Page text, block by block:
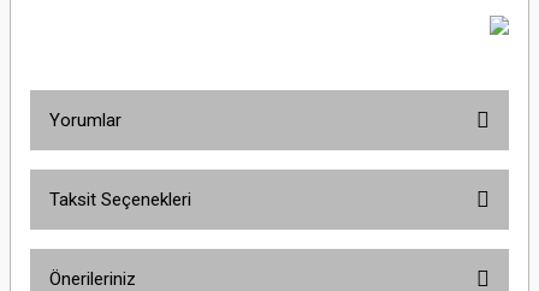
Yorumlar
Taksit Seçenekleri
Önerileriniz